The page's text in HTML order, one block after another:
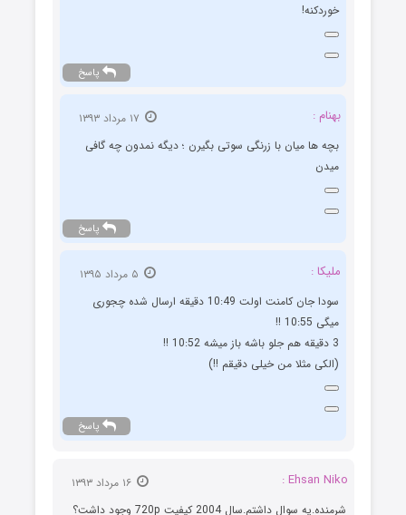
خوردکنه!
پاسخ
بهنام :
بچه ها میان با زرنگی سوتی بگیرن ؛ دیگه نمدون چه گافی
میدن
پاسخ
ملیکا :
سودا جان کامنت اولت 10:49 دقیقه ارسال شده چجوری
میگی 10:55 !!
3 دقیقه هم جلو باشه باز میشه 10:52 !!
(الکی مثلا من خیلی دقیقم !!)
پاسخ
Ehsan Niko :
شرمنده.یه سوال داشتم.سال 2004 کیفیت 720p وجود داشت؟